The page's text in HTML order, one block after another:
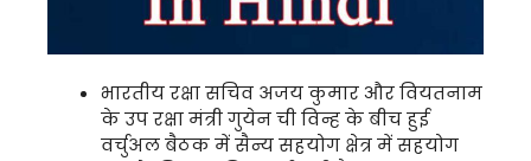
भारतीय रक्षा सचिव अजय कुमार और वियतनाम
के उप रक्षा मंत्री गुयेन ची विन्ह के बीच हुई
वर्चुअल बैठक में सैन्य सहयोग क्षेत्र में सहयोग